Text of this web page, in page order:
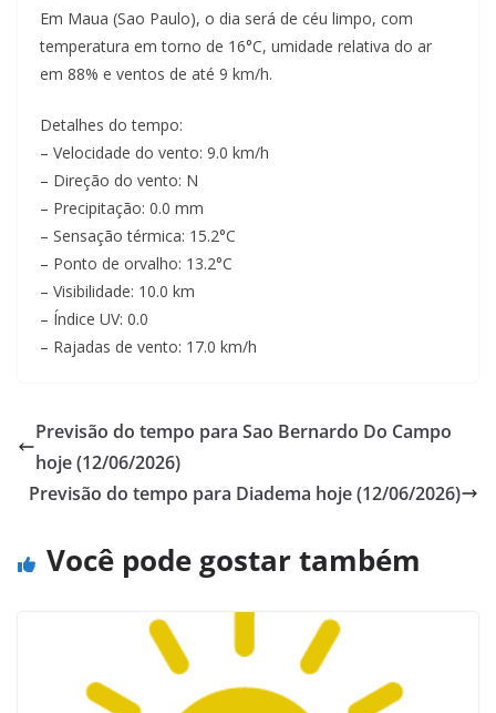
Em Maua (Sao Paulo), o dia será de céu limpo, com
temperatura em torno de 16°C, umidade relativa do ar
em 88% e ventos de até 9 km/h.
Detalhes do tempo:
– Velocidade do vento: 9.0 km/h
– Direção do vento: N
– Precipitação: 0.0 mm
– Sensação térmica: 15.2°C
– Ponto de orvalho: 13.2°C
– Visibilidade: 10.0 km
– Índice UV: 0.0
– Rajadas de vento: 17.0 km/h
Previsão do tempo para Sao Bernardo Do Campo
hoje (12/06/2026)
Previsão do tempo para Diadema hoje (12/06/2026)
Você pode gostar também